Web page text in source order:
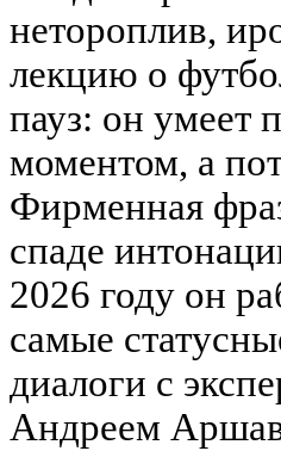
нетороплив,
лекцию о
пауз: он умеет
моментом, а
Фирменная
спаде
2026 году он
самые
диалоги с
Андреем